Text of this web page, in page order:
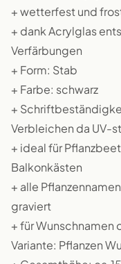
+ wetterfest und
+ dank Acrylglas
Verfärbungen
+ Form: Stab
+ Farbe: schwarz
+
Verbleichen da UV-
+ ideal für
Balkonkästen
+ alle
graviert
+ für Wunschnamen
Variante: Pflanzen